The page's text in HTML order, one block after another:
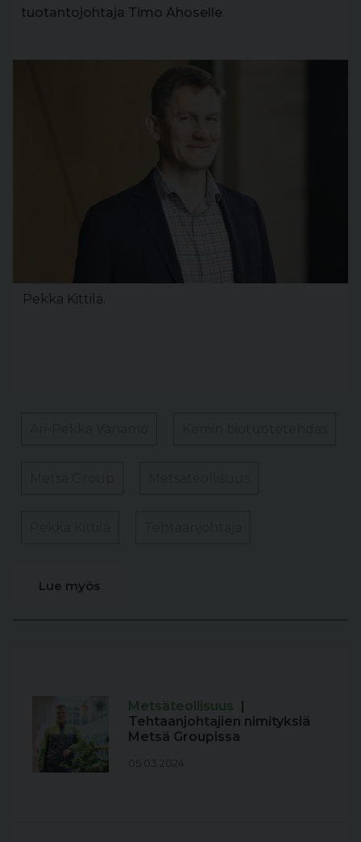
tuotantojohtaja Timo Ahoselle.
Pekka Kittilä.
Lue myös
Metsäteollisuus
Tehtaanjohtajien nimityksiä
Metsä Groupissa
05.03.2024